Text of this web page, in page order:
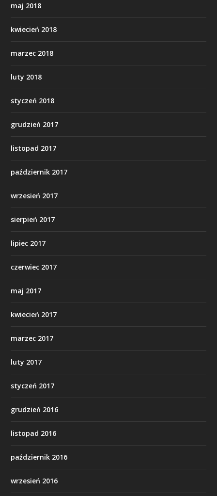
maj 2018
kwiecień 2018
marzec 2018
luty 2018
styczeń 2018
grudzień 2017
listopad 2017
październik 2017
wrzesień 2017
sierpień 2017
lipiec 2017
czerwiec 2017
maj 2017
kwiecień 2017
marzec 2017
luty 2017
styczeń 2017
grudzień 2016
listopad 2016
październik 2016
wrzesień 2016